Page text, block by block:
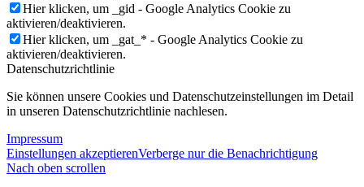
Hier klicken, um _gid - Google Analytics Cookie zu
aktivieren/deaktivieren.
Hier klicken, um _gat_* - Google Analytics Cookie zu
aktivieren/deaktivieren.
Datenschutzrichtlinie
Sie können unsere Cookies und Datenschutzeinstellungen im Detail
in unseren Datenschutzrichtlinie nachlesen.
Impressum
Einstellungen akzeptierenVerberge nur die Benachrichtigung
Nach oben scrollen